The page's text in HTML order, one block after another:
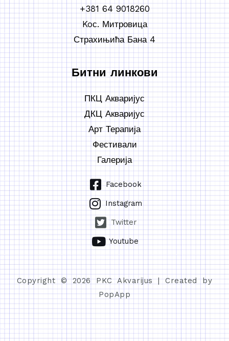
+381 64 9018260
Koс. Митровица
Страхињића Бана 4
Битни линкови
ПКЦ Акваријус
ДКЦ Акваријус
Арт Терапија
Фестивали
Галерија
Facebook
Instagram
Twitter
Youtube
Copyright © 2026 PKC Akvarijus | Created by
PopApp